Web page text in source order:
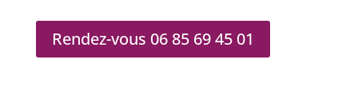
Rendez-vous 06 85 69 45 01